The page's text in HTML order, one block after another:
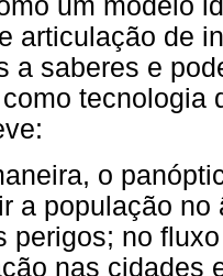
um modelo
articulação de
a saberes e
tecnologia
o
a população
perigos; no
nas cidades